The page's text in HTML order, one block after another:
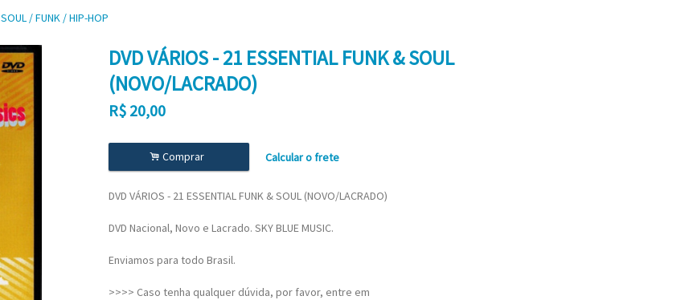
SOUL / FUNK / HIP-HOP
DVD VÁRIOS - 21 ESSENTIAL FUNK & SOUL
(NOVO/LACRADO)
R$ 20,00
. Comprar Calcular o frete
DVD VÁRIOS - 21 ESSENTIAL FUNK & SOUL (NOVO/LACRADO)
DVD Nacional, Novo e Lacrado. SKY BLUE MUSIC.
Enviamos para todo Brasil.
>>>> Caso tenha qualquer dúvida, por favor, entre em